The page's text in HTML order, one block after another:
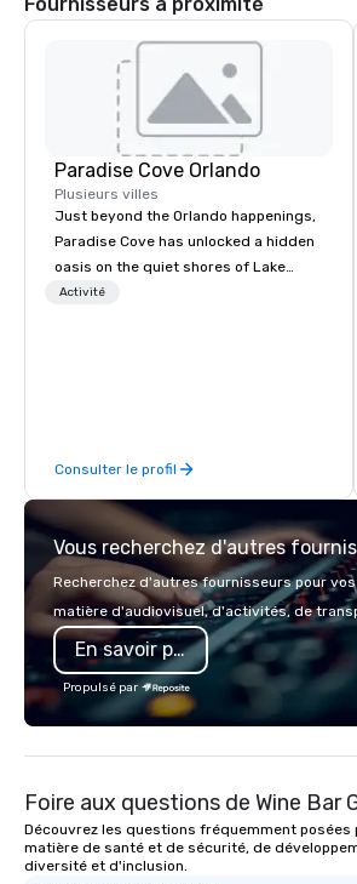
Paradise Cove Orlando
Plusieurs villes
Just beyond the Orlando happenings,
Paradise Cove has unlocked a hidden
oasis on the quiet shores of Lake
Bryan. Adorned with lush cypress
Activité
Consulter le profil
Vous recherchez d'autres
Recherchez d'autres fournisseurs pour vos
matière d'audiovisuel, d'activités, de
En savoir plus
Propulsé par
Foire aux questions de Wine Bar
Découvrez les questions fréquemment posées
matière de santé et de sécurité, de
diversité et d'inclusion.